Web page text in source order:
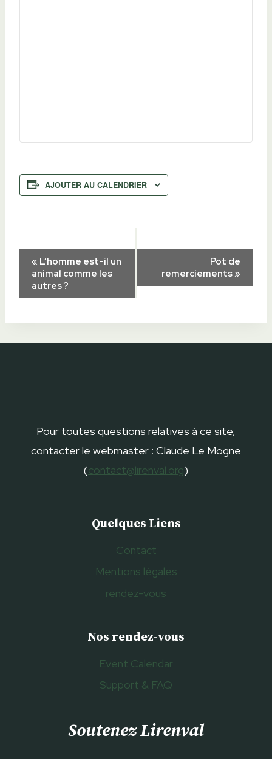
AJOUTER AU CALENDRIER
Navigation
Évènement
« L’homme est-il un
animal comme les
autres ?
Pot de
remerciements »
Pour toutes questions relatives à ce site,
contacter le webmaster : Claude Le Mogne
(contact@lirenval.org)
Quelques Liens
Contact
Mentions légales
rendez-vous
Nos rendez-vous
Event Calendar
Support & FAQ
Soutenez Lirenval